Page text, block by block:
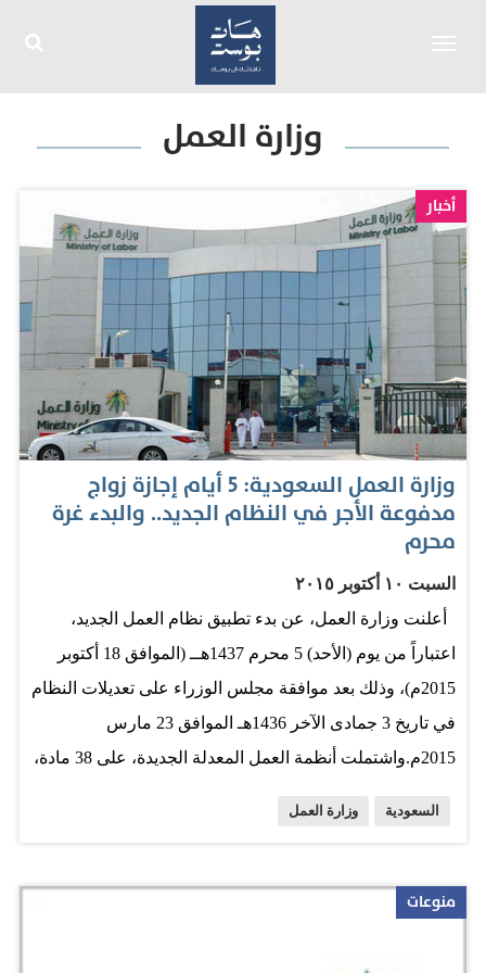
وزارة العمل
أخبار
وزارة العمل السعودية: 5 أيام إجازة زواج
مدفوعة الأجر في النظام الجديد.. والبدء غرة
محرم
السبت ١٠ أكتوبر ٢٠١٥
أعلنت وزارة العمل، عن بدء تطبيق نظام العمل الجديد،
اعتباراً من يوم (الأحد) 5 محرم 1437هــ (الموافق 18 أكتوبر
2015م)، وذلك بعد موافقة مجلس الوزراء على تعديلات النظام
في تاريخ 3 جمادى الآخر 1436هـ الموافق 23 مارس
2015م.واشتملت أنظمة العمل المعدلة الجديدة، على 38 مادة،
المرأة وآليات التفتيش، إضافة إلى نظام الإجازات
على، أنه من حق العامل الحصول على إجازة بأجر كامل لمدة
السعودية وزارة العمل
منوعات